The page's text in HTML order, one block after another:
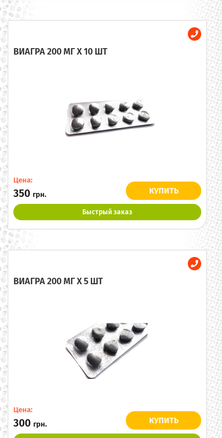
ВИАГРА 200 МГ X 10 ШТ
Цена:
350 грн. КУПИТЬ
Быстрый заказ
ВИАГРА 200 МГ X 5 ШТ
Цена:
300 грн. КУПИТЬ